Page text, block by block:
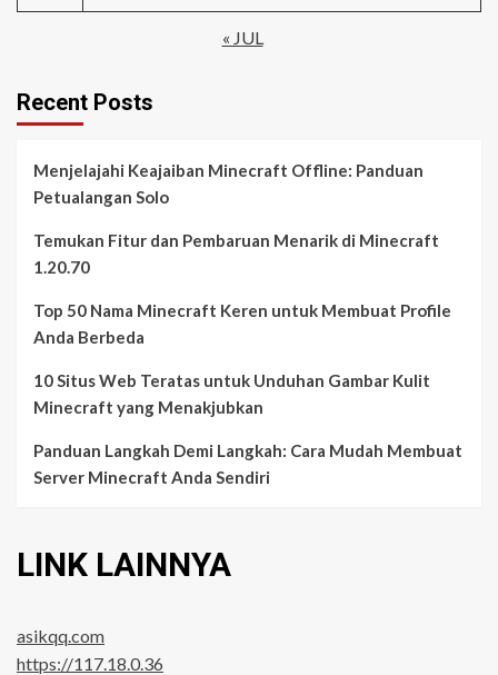
« JUL
Recent Posts
Menjelajahi Keajaiban Minecraft Offline: Panduan
Petualangan Solo
Temukan Fitur dan Pembaruan Menarik di Minecraft
1.20.70
Top 50 Nama Minecraft Keren untuk Membuat Profile
Anda Berbeda
10 Situs Web Teratas untuk Unduhan Gambar Kulit
Minecraft yang Menakjubkan
Panduan Langkah Demi Langkah: Cara Mudah Membuat
Server Minecraft Anda Sendiri
LINK LAINNYA
asikqq.com
https://117.18.0.36